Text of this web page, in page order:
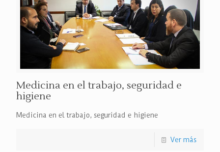
Medicina en el trabajo, seguridad e
higiene
Medicina en el trabajo, seguridad e higiene
Ver más